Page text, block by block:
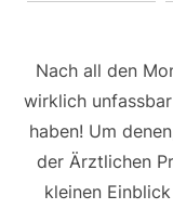
Nach all den
wirklich
haben! Um
der Ärztlichen
kleinen